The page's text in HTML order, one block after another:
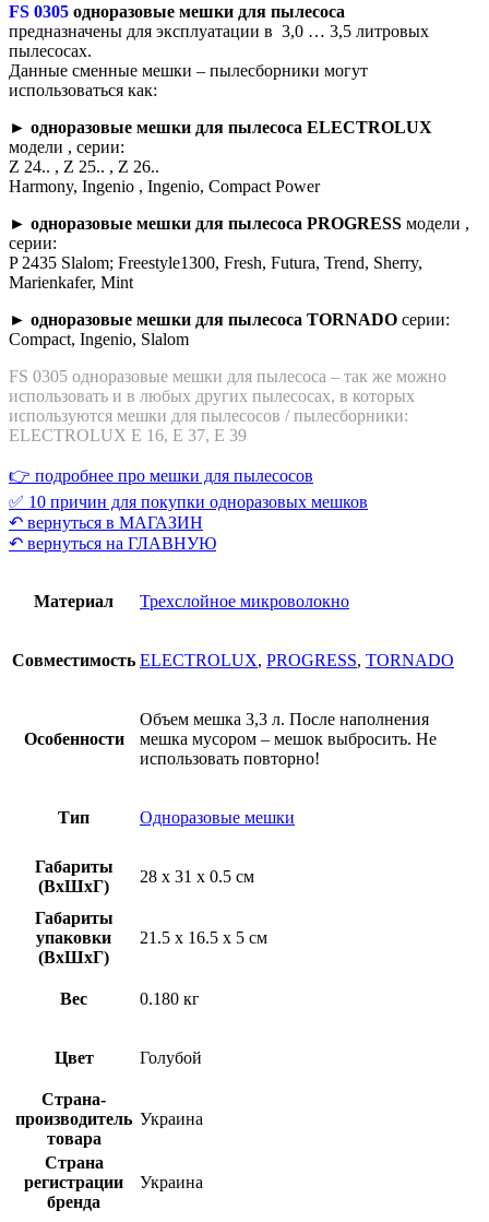
FS 0305 одноразовые мешки для пылесоса
предназначены для эксплуатации в 3,0 … 3,5 литровых
пылесосах.
Данные сменные мешки – пылесборники могут
использоваться как:
► одноразовые мешки для пылесоса ELECTROLUX
модели , серии:
Z 24.. , Z 25.. , Z 26..
Harmony, Ingenio , Ingenio, Compact Power
► одноразовые мешки для пылесоса PROGRESS модели ,
серии:
P 2435 Slalom; Freestyle1300, Fresh, Futura, Trend, Sherry,
Marienkafer, Mint
► одноразовые мешки для пылесоса TORNADO серии:
Compact, Ingenio, Slalom
FS 0305 одноразовые мешки для пылесоса – так же можно
использовать и в любых других пылесосах, в которых
используются мешки для пылесосов / пылесборники:
ELECTROLUX E 16, E 37, E 39
👉 подробнее про мешки для пылесосов
✅ 10 причин для покупки одноразовых мешков
↶ вернуться в МАГАЗИН
↶ вернуться на ГЛАВНУЮ
Материал Трехслойное микроволокно
Совместимость ELECTROLUX, PROGRESS, TORNADO
Особенности
Объем мешка 3,3 л. После наполнения
мешка мусором – мешок выбросить. Не
использовать повторно!
Тип Одноразовые мешки
Габариты
(ВхШхГ)
28 x 31 x 0.5 см
Габариты
упаковки
(ВхШхГ)
21.5 x 16.5 x 5 см
Вес 0.180 кг
Цвет Голубой
Страна-
производитель
товара
Украина
Страна
регистрации
бренда
Украина